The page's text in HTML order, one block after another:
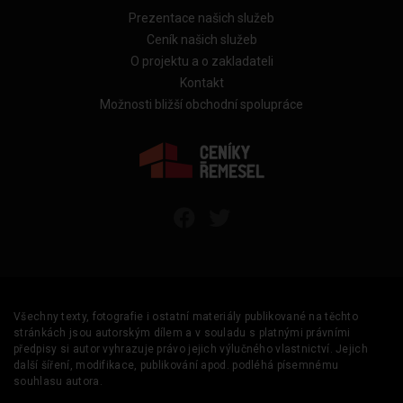
Prezentace našich služeb
Ceník našich služeb
O projektu a o zakladateli
Kontakt
Možnosti bližší obchodní spolupráce
Všechny texty, fotografie i ostatní materiály publikované na těchto
stránkách jsou autorským dílem a v souladu s platnými právními
předpisy si autor vyhrazuje právo jejich výlučného vlastnictví. Jejich
další šíření, modifikace, publikování apod. podléhá písemnému
souhlasu autora.